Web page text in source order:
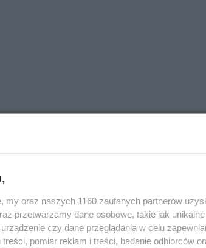
my oraz naszych 1160 zaufanych partnerów
przetwarzamy dane osobowe, takie jak
czy dane przeglądania w celu
pomiar reklam i treści, badanie odbiorców